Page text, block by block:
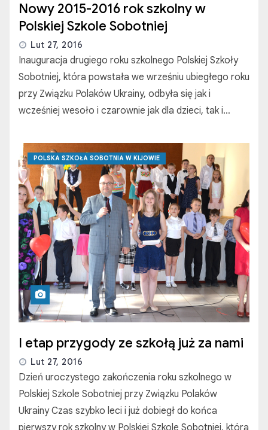
Nowy 2015-2016 rok szkolny w
Polskiej Szkole Sobotniej
Lut 27, 2016
Inauguracja drugiego roku szkolnego Polskiej Szkoły
Sobotniej, która powstała we wrześniu ubiegłego roku
przy Związku Polaków Ukrainy, odbyła się jak i
wcześniej wesoło i czarownie jak dla dzieci, tak i…
POLSKA SZKOŁA SOBOTNIA W KIJOWIE
I etap przygody ze szkołą już za nami
Lut 27, 2016
Dzień uroczystego zakończenia roku szkolnego w
Polskiej Szkole Sobotniej przy Związku Polaków
Ukrainy Czas szybko leci i już dobiegł do końca